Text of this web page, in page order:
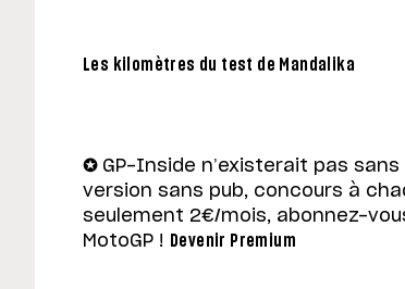
Les kilomètres du test de Mandalika
✪ GP-Inside n’existerait pas
version sans pub, concours à
seulement 2€/mois, abonnez-
MotoGP !
Devenir Premium